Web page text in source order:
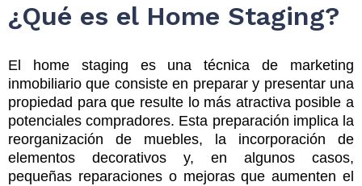
¿Qué es el Home Staging?
El home staging es una técnica de marketing
inmobiliario que consiste en preparar y presentar una
propiedad para que resulte lo más atractiva posible a
potenciales compradores. Esta preparación implica la
reorganización de muebles, la incorporación de
elementos decorativos y, en algunos casos,
pequeñas reparaciones o mejoras que aumenten el